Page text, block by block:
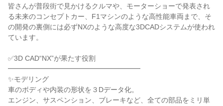
皆さんが普段街で見かけるクルマや、モーターショーで発表され
る未来のコンセプトカー、F1マシンのような高性能車両まで、そ
の開発の裏側には必ずNXのような高度な3DCADシステムが使われ
ています。
✅3D CAD“NX”が果たす役割
━━━━━━━━━━━━━━━━━━━
✨モデリング
車のボディや内装の形状を３Dデータ化。
エンジン、サスペンション、ブレーキなど、全ての部品をミリ単